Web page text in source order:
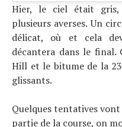
Hier, le ciel était gris,
plusieurs averses. Un
délicat, où et cela
décantera dans le final.
Hill et le bitume de la
glissants.
Quelques tentatives
partie de la course, on